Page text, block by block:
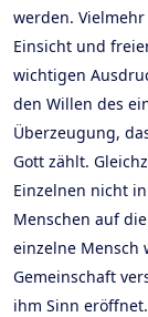
werden.
Einsicht und
wichtigen
den Willen des
Überzeugung,
Gott zählt.
Einzelnen nicht
Menschen auf
einzelne Mensch
Gemeinschaft
ihm Sinn eröffnet.